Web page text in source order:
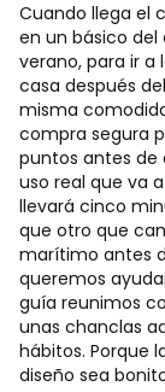
Cuando llega el
en un básico del
verano, para ir a
casa después
misma
compra segura
puntos antes de
uso real que va
llevará cinco
que otro que
marítimo antes
queremos
guía reunimos
unas chanclas
hábitos. Porque
diseño sea